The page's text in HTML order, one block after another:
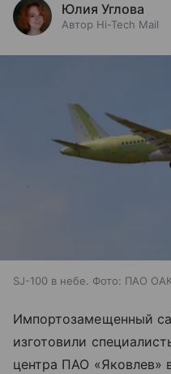
Юлия Углова
Автор Hi-Tech Mail
SJ-100 в небе. Фото: ПАО
Импортозамещенный
изготовили
центра ПАО «Яковлев»